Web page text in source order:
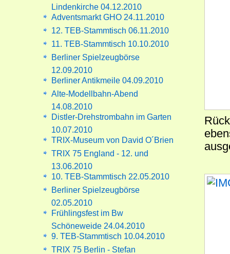
Lindenkirche 04.12.2010
Adventsmarkt GHO 24.11.2010
12. TEB-Stammtisch 06.11.2010
11. TEB-Stammtisch 10.10.2010
Berliner Spielzeugbörse
12.09.2010
Berliner Antikmeile 04.09.2010
Alte-Modellbahn-Abend
14.08.2010
Distler-Drehstrombahn im Garten
10.07.2010
TRIX-Museum von David O´Brien
TRIX 75 England - 12. und
13.06.2010
10. TEB-Stammtisch 22.05.2010
Berliner Spielzeugbörse
02.05.2010
Frühlingsfest im Bw
Schöneweide 24.04.2010
9. TEB-Stammtisch 10.04.2010
TRIX 75 Berlin - Stefan